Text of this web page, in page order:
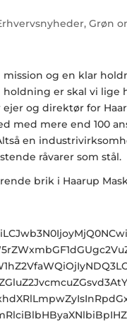
, Grøn
og en klar
er skal vi lige
ejer og direktør for
med mere end 100
en
råvarer som stål.